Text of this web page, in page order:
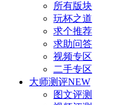
所有版块
玩杯之道
求个推荐
求助问答
视频专区
二手专区
大师测评NEW
图文评测